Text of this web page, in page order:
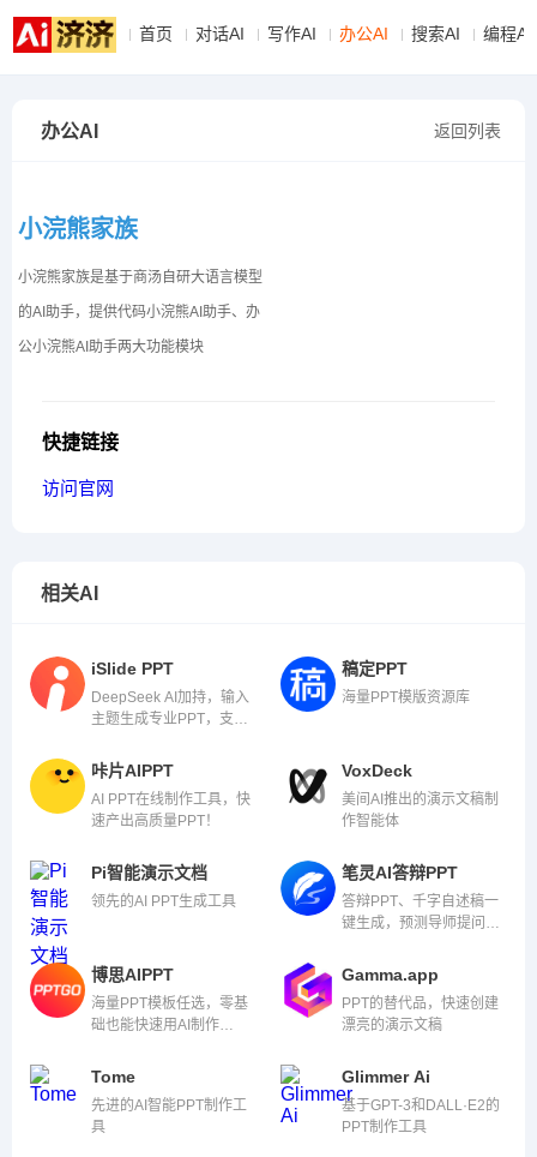
首页 对话AI 写作AI 办公AI 搜索AI 编程AI
返回列表
办公AI
小浣熊家族
小浣熊家族是基于商汤自研大语言模型
的AI助手，提供代码小浣熊AI助手、办
公小浣熊AI助手两大功能模块
快捷链接
访问官网
相关AI
iSlide PPT
DeepSeek AI加持，输入
主题生成专业PPT，支持
入，职场汇报、教学提案
轻松搞定
稿定PPT
海量PPT模版资源库
咔片AIPPT
AI PPT在线制作工具，快
速产出高质量PPT！
VoxDeck
美间AI推出的演示文稿制
作智能体
Pi智能演示文档
领先的AI PPT生成工具
笔灵AI答辩PPT
答辩PPT、千字自述稿一
键生成，预测导师提问，
博思AIPPT
海量PPT模板任选，零基
础也能快速用AI制作
Gamma.app
PPT的替代品，快速创建
漂亮的演示文稿
Tome
先进的AI智能PPT制作工
具
Glimmer Ai
基于GPT-3和DALL·E2的
PPT制作工具